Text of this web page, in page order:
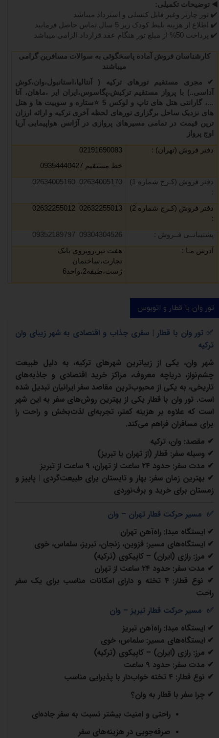
◀️ توضیحات تکمیلی:
✔️ تور چارتر وغیر قابل کنسلی و استرداد میباشد
✔️ اطلاع از هزینه بلیط کودک زیر 5 سال تماس حاصل فرمایید
✔️ پرداخت 50% از مبلغ تور هنگام عقد قرارداد الزامی میباشد
کارشناسان فروش آماده پاسخگوئی به سوالات مسافرین گرامی
میباشند
✔
مجری مستقیم تورهای ترکیه ( آنتالیا،استانبول،وان،کوش
آداسی..) با پرواز مستقیم ترکیش،پگاسوس،ایران ایر ،ماهان، آتا
...، گارانتی هتل های تاپ و لوکس 5 ⭐ستاره و سوییت ها و هتل
های نزدیک ساحل برگزاری تورهای لحظه آخری ترکیه و ارائه ارزان
ترین قیمت در تمامی مسیرهای پروازی در آژانس هواپیمایی آریا
اوج پرواز
دفتر فروش (تهران) :
02191690083
خط مستقیم 09354440427
دفتر فروش (کـرج شماره 1)
:
02634005170 02634005160
دفتر فروش (کـرج شماره 2)
:
02632255013 02632255012
پشتیبانــی فــروش : 09304304526 09352189797
آدرس مـا :
هفت تیر،روبروی بانک
تجارت،ساختمان
ژست،طبقه2،واحد6
تور وان با قطار و اتوبوس
✅ تور وان با قطار | سفری جذاب و اقتصادی به شهر زیبای وان
ترکیه
شهر وان، یکی از زیباترین شهرهای ترکیه، به دلیل طبیعت
چشم‌نواز، دریاچه معروف، مراکز خرید اقتصادی و جاذبه‌های
تاریخی، به یکی از محبوب‌ترین مقاصد سفر ایرانیان تبدیل شده
است. تور وان با قطار یکی از بهترین روش‌های سفر به این شهر
است که علاوه بر هزینه کمتر، تجربه‌ای لذت‌بخش و راحت را
برای مسافران فراهم می‌کند.
✔ مقصد: وان، ترکیه
✔ وسیله سفر: قطار (از تهران یا تبریز)
✔ مدت سفر: حدود ۲۴ ساعت از تهران، ۹ ساعت از تبریز
✔ بهترین زمان سفر: بهار و تابستان برای طبیعت‌گردی | پاییز و
زمستان برای خرید و برف‌نوردی
✅ مسیر حرکت قطار تهران – وان
✔ ایستگاه مبدا: راه‌آهن تهران
✔ ایستگاه‌های مسیر: قزوین، زنجان، تبریز، سلماس، خوی
✔ مرز: رازی (ایران) – کاپیکوی (ترکیه)
✔ مدت سفر: حدود ۲۴ ساعت از تهران
✔ نوع قطار: ۴ تخته و دارای امکانات مناسب برای یک سفر
راحت
✅ مسیر حرکت قطار تبریز – وان
✔ ایستگاه مبدا: راه‌آهن تبریز
✔ ایستگاه‌های مسیر: سلماس، خوی
✔ مرز: رازی (ایران) – کاپیکوی (ترکیه)
✔ مدت سفر: حدود ۹ ساعت
✔ نوع قطار: ۴ تخته خواب‌دار با پذیرایی مناسب
✔ چرا سفر با قطار به وان؟
راحتی و امنیت بیشتر نسبت به سفر جاده‌ای
صرفه‌جویی در هزینه‌های سفر